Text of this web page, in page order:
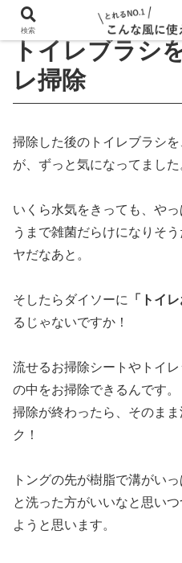
トイレブラシ
レ掃除
掃除した後のトイレブラシ
が、ずっと気になってました
いくら水気をきっても、や
うまで雑菌だらけになりそ
ヤだなあと。
そしたらダイソーに 「トイ
るじゃないですか！
流せるお掃除シートやトイ
の中をお掃除できるんです。
掃除が終わったら、そのま
ク！
トングの先が樹脂で溝がい
と洗った方がいいなと思い
ようと思います。
検索